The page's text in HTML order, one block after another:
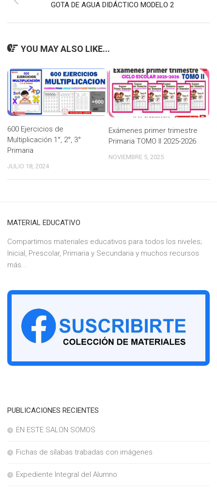
GOTA DE AGUA DIDÁCTICO MODELO 2
YOU MAY ALSO LIKE...
600 Ejercicios de
Multiplicación 1°, 2°, 3°
Primaria
JULIO 18, 2024
Exámenes primer trimestre
Primaria TOMO II 2025-2026
NOVIEMBRE 5, 2025
MATERIAL EDUCATIVO
Compartimos materiales educativos para todos los niveles;
Inicial, Prescolar, Primaria y Secundaria y muchos recursos
más...
PUBLICACIONES RECIENTES
EN ESTE SALON SOMOS
Fichas de sílabas trabadas con imágenes
Expediente Integral del Alumno